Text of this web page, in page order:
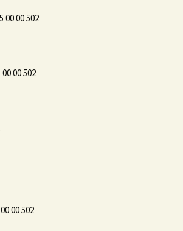
00 00 502
00 502
00 502